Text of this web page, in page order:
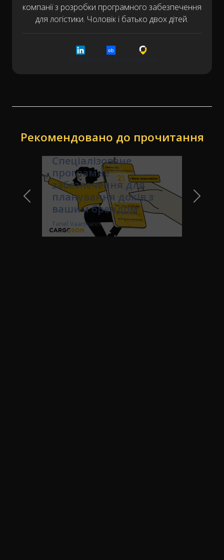
компанії з розробки програмного забезпечення
для логістики. Чоловік і батько двох дітей.
Рекомендовано до прочитання
Портал бронювання
для перевізників:
Спеціалізоване
програмне
забезпечення для
планування доків з
вашим брендом
Tanel Vaarmann
Previous Slide Next